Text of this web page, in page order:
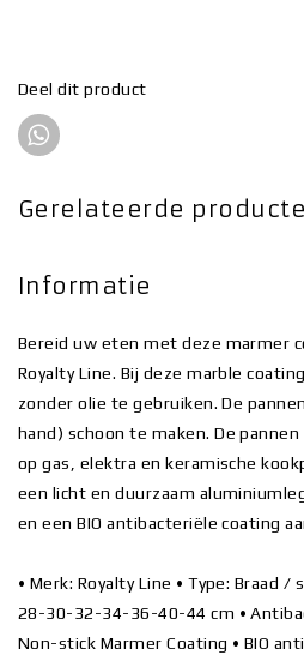
Deel dit product
Gerelateerde
Informatie
Bereid uw eten met deze marmer
Royalty Line. Bij deze marble
zonder olie te gebruiken. De
hand) schoon te maken. De
op gas, elektra en keramische
een licht en duurzaam
en een BIO antibacteriële coating
• Merk: Royalty Line • Type: Braad
28-30-32-34-36-40-44 cm •
Non-stick Marmer Coating • BIO